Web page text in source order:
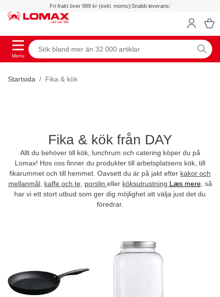
Fri frakt över 999 kr (exkl. moms)|Snabb leverans|
Menu
Startsida Fika & kök
Fika & kök från DAY
Allt du behöver till kök, lunchrum och catering köper du på
Lomax! Hos oss finner du produkter till arbetsplatsens kök, till
fikarummet och till hemmet. Oavsett du är på jakt efter kakor och
mellanmål, kaffe och te porslin eller köksutrustning Læs mere, så
har vi ett stort utbud som ger dig möjlighet att välja just det du
föredrar.